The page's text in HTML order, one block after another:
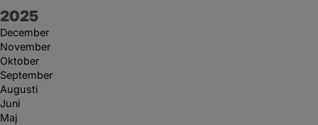
År:
2025
December
November
Oktober
September
Augusti
Juni
Maj